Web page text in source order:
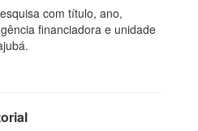
com título, ano,
financiadora e unidade